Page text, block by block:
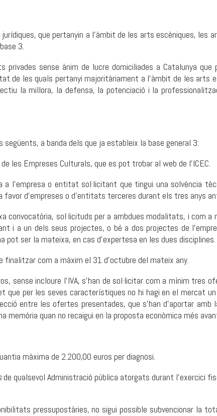
que pertanyin a l'àmbit de les arts escèniques, les
3.
sense ànim de lucre domiciliades a Catalunya
de les quals pertanyi majoritàriament a l’àmbit de les arts
la millora, la defensa, la potenciació i la
a banda dels que ja estableix la base general 3:
les Empreses Culturals, que es pot trobar al web de l'ICEC.
a l'empresa o entitat sol·licitant que tingui una solvència
d'empreses o d'entitats terceres durant els tres anys
sol·licituds per a ambdues modalitats, i com a
i a un dels seus projectes, o bé a dos projectes de
ser la mateixa, en cas d’expertesa en les dues disciplines.
finalitzar com a màxim el 31 d'octubre del mateix any.
sense incloure l'IVA, s'han de sol·licitar com a mínim tres
per les seves característiques no hi hagi en el mercat
entre les ofertes presentades, que s'han d'aportar
quan no recaigui en la proposta econòmica més
màxima de 2.200,00 euros per diagnosi.
de qualsevol Administració pública atorgats durant l'exercici
pressupostàries, no sigui possible subvencionar la